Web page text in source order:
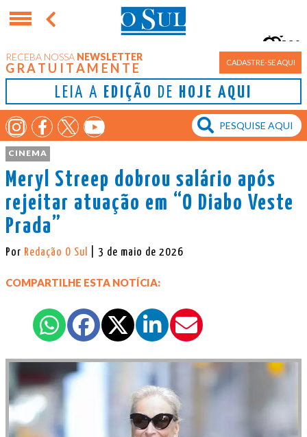
RECEBA NOSSA NEWSLETTER
GRATUITAMENTE CADASTRE-SE AQUI
LEIA A EDIÇÃO DE HOJE AQUI
Porto Alegre
9°
CINEMA
Meryl Streep dobrou salário após
rejeitar atuação em “O Diabo Veste
Prada”
Por Redação O Sul | 3 de maio de 2026
COMPARTILHE ESTA NOTÍCIA: